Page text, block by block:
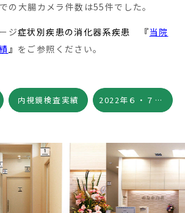
の大腸カメラ件数は55件でした。
ジ症状別疾患の消化器系疾患 『当院
』 をご参照ください。
内視鏡検査実績 2022年６・７月の当院の胃カメラ及び大腸カメラの検査実績を追記しました